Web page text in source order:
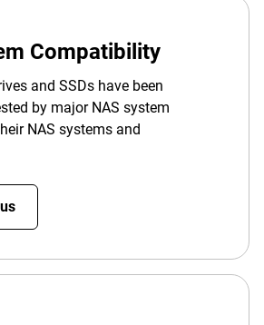
Compatibility
and SSDs have been
by major NAS system
NAS systems and